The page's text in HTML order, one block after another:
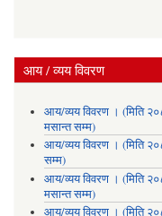
आय / व्यय विवरण
आय/व्यय विवरण । (मिति
मसान्त सम्म)
आय/व्यय विवरण । (मिति
सम्म)
आय/व्यय विवरण । (मिति
मसान्त सम्म)
आय/व्यय विवरण । (मिति